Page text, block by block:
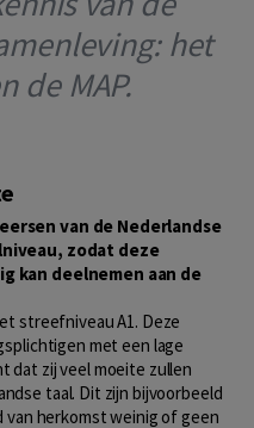
het
de MAP.
van de Nederlandse
zodat deze
kan deelnemen aan de
streefniveau A1. Deze
met een lage
dat zij veel moeite zullen
taal. Dit zijn bijvoorbeeld
herkomst weinig of geen